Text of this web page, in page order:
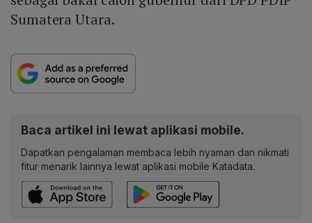
Sumatera Utara.
Baca artikel ini lewat aplikasi mobile.
Dapatkan pengalaman membaca lebih nyaman dan nikmati
fitur menarik lainnya lewat aplikasi mobile Katadata.